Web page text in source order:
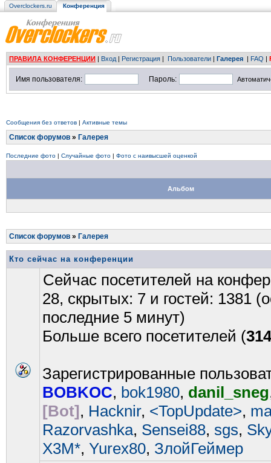
Overclockers.ru Конференция
ПРАВИЛА КОНФЕРЕНЦИИ | Вход | Регистрация | Пользователи | Галерея | FAQ |
Имя пользователя: Пароль:
Сообщения без ответов | Активные темы
Список форумов » Галерея
Последние фото | Случайные фото | Фото с наивысшей оценкой
Альбом
Список форумов » Галерея
Кто сейчас на конференции
Сейчас посетителей на
28, скрытых: 7 и гостей: 1381
последние 5 минут)
Больше всего посетителей (
Зарегистрированные
BOBKOC, bok1980, danil_sneg
[Bot], Hacknir, <TopUpdate>,
Razorvashka, Sensei88, sgs,
X3M*, Yurex80, ЗлойГеймер